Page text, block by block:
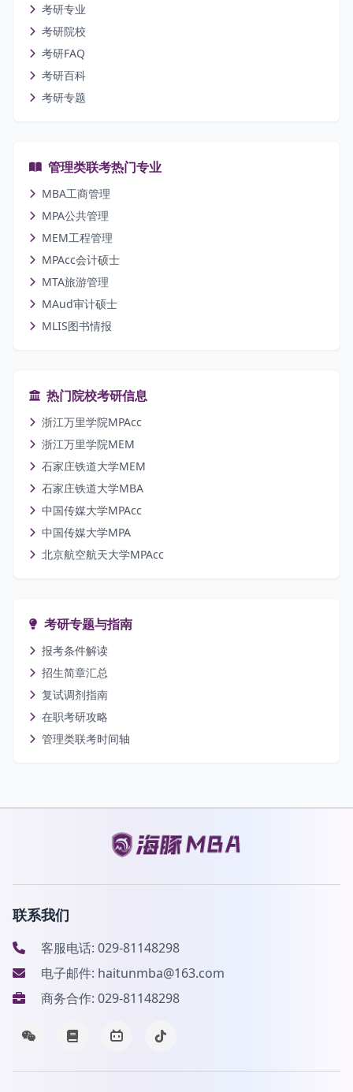
考研专业
考研院校
考研FAQ
考研百科
考研专题
管理类联考热门专业
MBA工商管理
MPA公共管理
MEM工程管理
MPAcc会计硕士
MTA旅游管理
MAud审计硕士
MLIS图书情报
热门院校考研信息
浙江万里学院MPAcc
浙江万里学院MEM
石家庄铁道大学MEM
石家庄铁道大学MBA
中国传媒大学MPAcc
中国传媒大学MPA
北京航空航天大学MPAcc
考研专题与指南
报考条件解读
招生简章汇总
复试调剂指南
在职考研攻略
管理类联考时间轴
联系我们
客服电话: 029-81148298
电子邮件: haitunmba@163.com
商务合作: 029-81148298